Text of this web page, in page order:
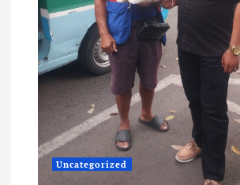
Uncategorized